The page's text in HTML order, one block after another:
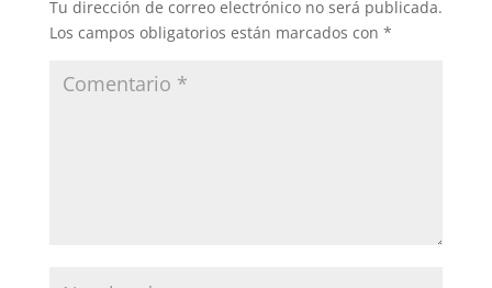
Tu dirección de correo electrónico no será publicada.
Los campos obligatorios están marcados con *